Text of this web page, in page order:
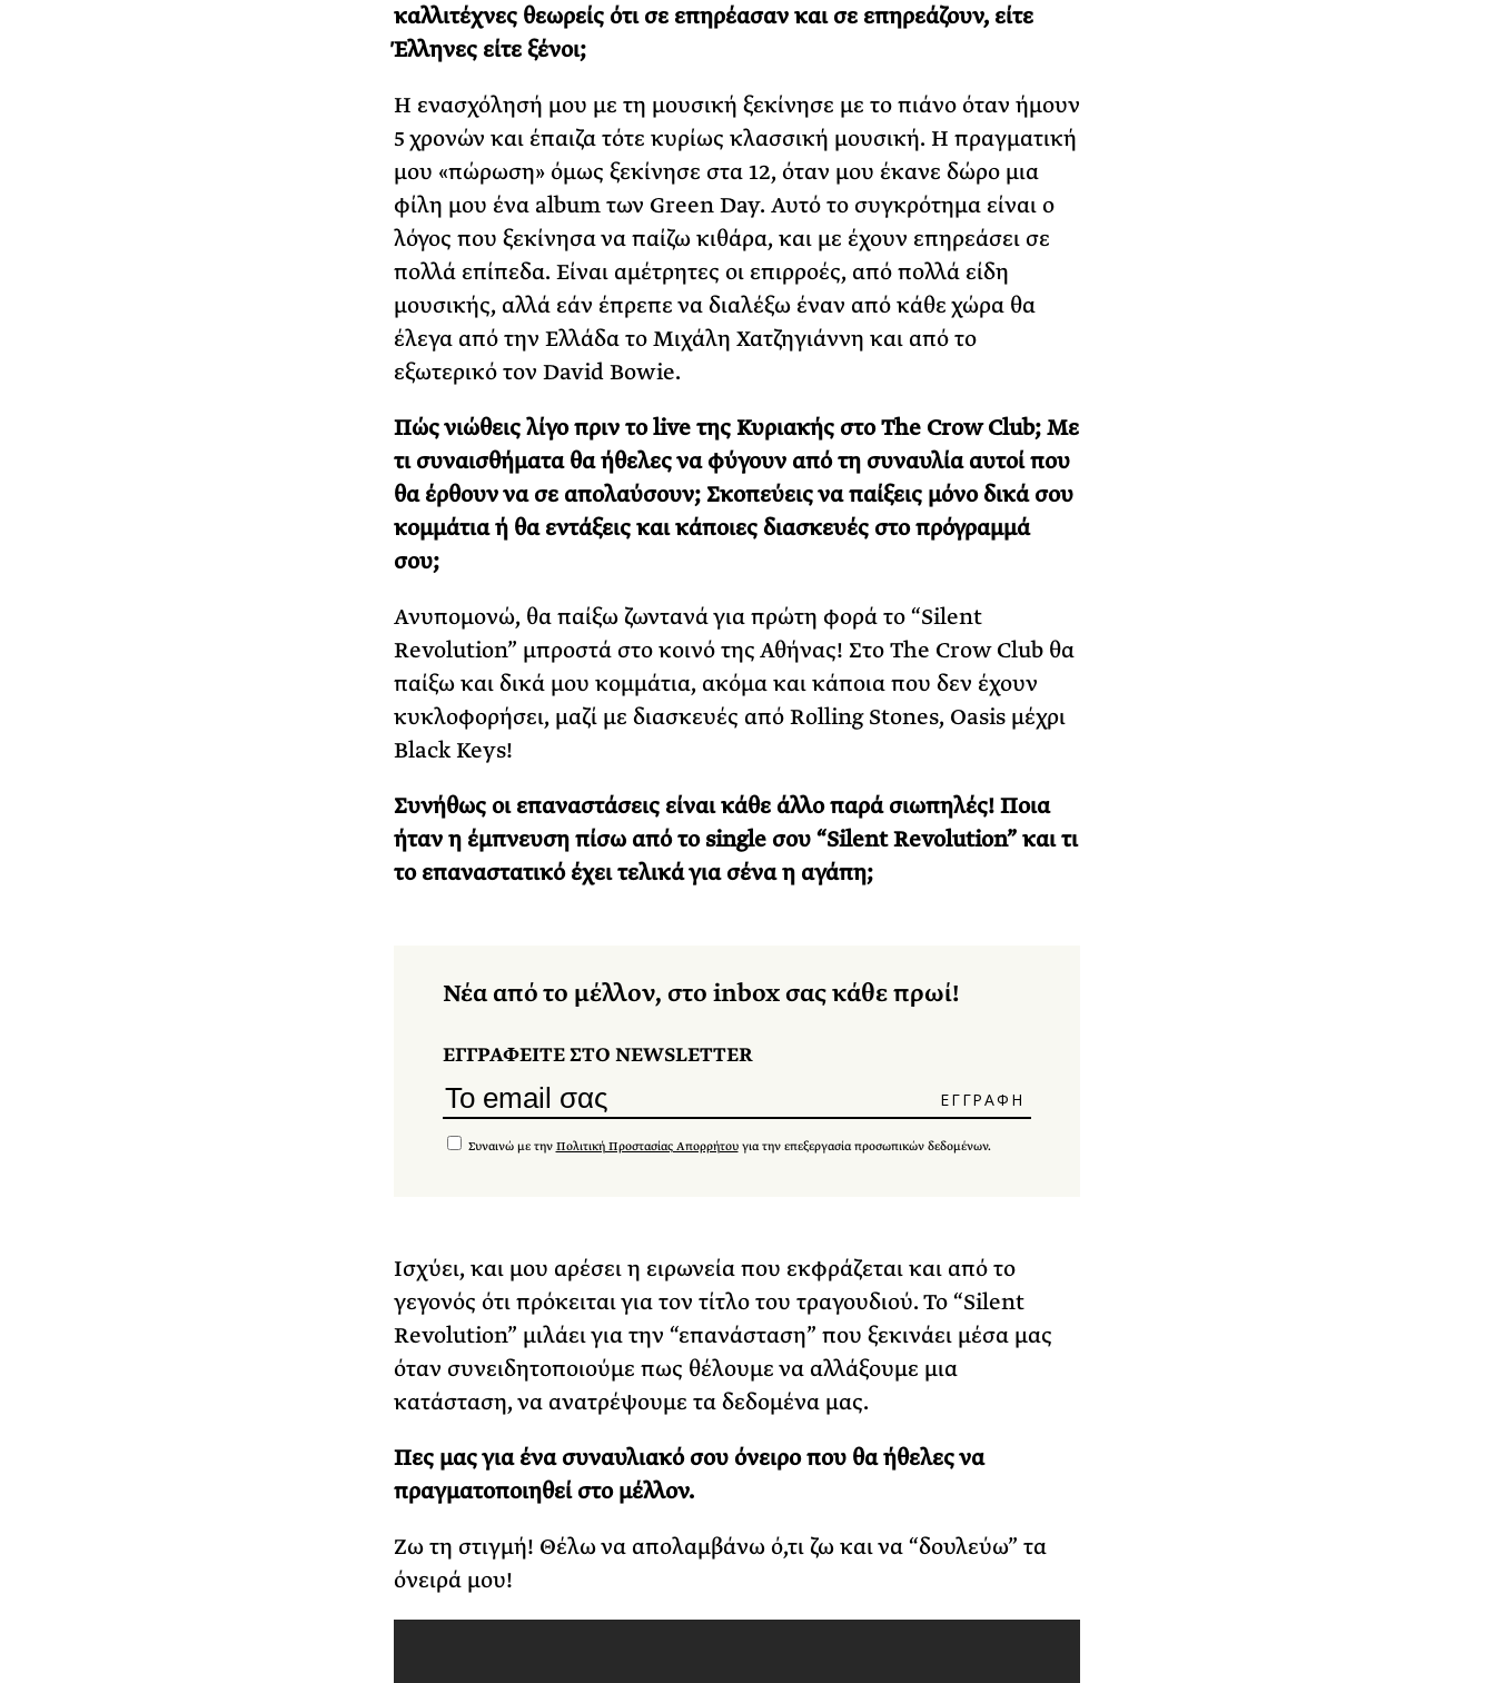
καλλιτέχνες θεωρείς ότι σε επηρέασαν και σε επηρεάζουν, είτε
Έλληνες είτε ξένοι;
Η ενασχόλησή μου με τη μουσική ξεκίνησε με το πιάνο όταν ήμουν
5 χρονών και έπαιζα τότε κυρίως κλασσική μουσική. Η πραγματική
μου «πώρωση» όμως ξεκίνησε στα 12, όταν μου έκανε δώρο μια
φίλη μου ένα album των Green Day. Αυτό το συγκρότημα είναι ο
λόγος που ξεκίνησα να παίζω κιθάρα, και με έχουν επηρεάσει σε
πολλά επίπεδα. Είναι αμέτρητες οι επιρροές, από πολλά είδη
μουσικής, αλλά εάν έπρεπε να διαλέξω έναν από κάθε χώρα θα
έλεγα από την Ελλάδα το Μιχάλη Χατζηγιάννη και από το
εξωτερικό τον David Bowie.
Πώς νιώθεις λίγο πριν το live της Κυριακής στο The Crow Club; Με
τι συναισθήματα θα ήθελες να φύγουν από τη συναυλία αυτοί που
θα έρθουν να σε απολαύσουν; Σκοπεύεις να παίξεις μόνο δικά σου
κομμάτια ή θα εντάξεις και κάποιες διασκευές στο πρόγραμμά
σου;
Ανυπομονώ, θα παίξω ζωντανά για πρώτη φορά το “Silent
Revolution” μπροστά στο κοινό της Αθήνας! Στο The Crow Club θα
παίξω και δικά μου κομμάτια, ακόμα και κάποια που δεν έχουν
κυκλοφορήσει, μαζί με διασκευές από Rolling Stones, Oasis μέχρι
Black Keys!
Συνήθως οι επαναστάσεις είναι κάθε άλλο παρά σιωπηλές! Ποια
ήταν η έμπνευση πίσω από το single σου “Silent Revolution” και τι
το επαναστατικό έχει τελικά για σένα η αγάπη;
Νέα από το μέλλον, στο inbox σας κάθε πρωί!
ΕΓΓΡΑΦΕΙΤΕ ΣΤΟ NEWSLETTER
Συναινώ με την Πολιτική Προστασίας Απορρήτουγια την επεξεργασία προσωπικών δεδομένων.
Ισχύει, και μου αρέσει η ειρωνεία που εκφράζεται και από το
γεγονός ότι πρόκειται για τον τίτλο του τραγουδιού. Το “Silent
Revolution” μιλάει για την “επανάσταση” που ξεκινάει μέσα μας
όταν συνειδητοποιούμε πως θέλουμε να αλλάξουμε μια
κατάσταση, να ανατρέψουμε τα δεδομένα μας.
Πες μας για ένα συναυλιακό σου όνειρο που θα ήθελες να
πραγματοποιηθεί στο μέλλον.
Ζω τη στιγμή! Θέλω να απολαμβάνω ό,τι ζω και να “δουλεύω” τα
όνειρά μου!